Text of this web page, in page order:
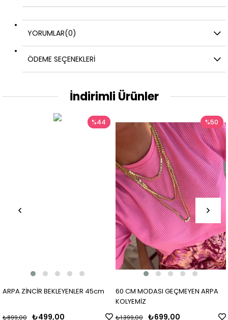
YORUMLAR(0)
ÖDEME SEÇENEKLERI
İndirimli Ürünler
ARPA ZİNCİR BEKLEYENLER 45cm
₺499,00
₺899,00
%44
60 CM MODASI GEÇMEYEN ARPA
KOLYEMİZ
₺699,00
₺1.399,00
%50